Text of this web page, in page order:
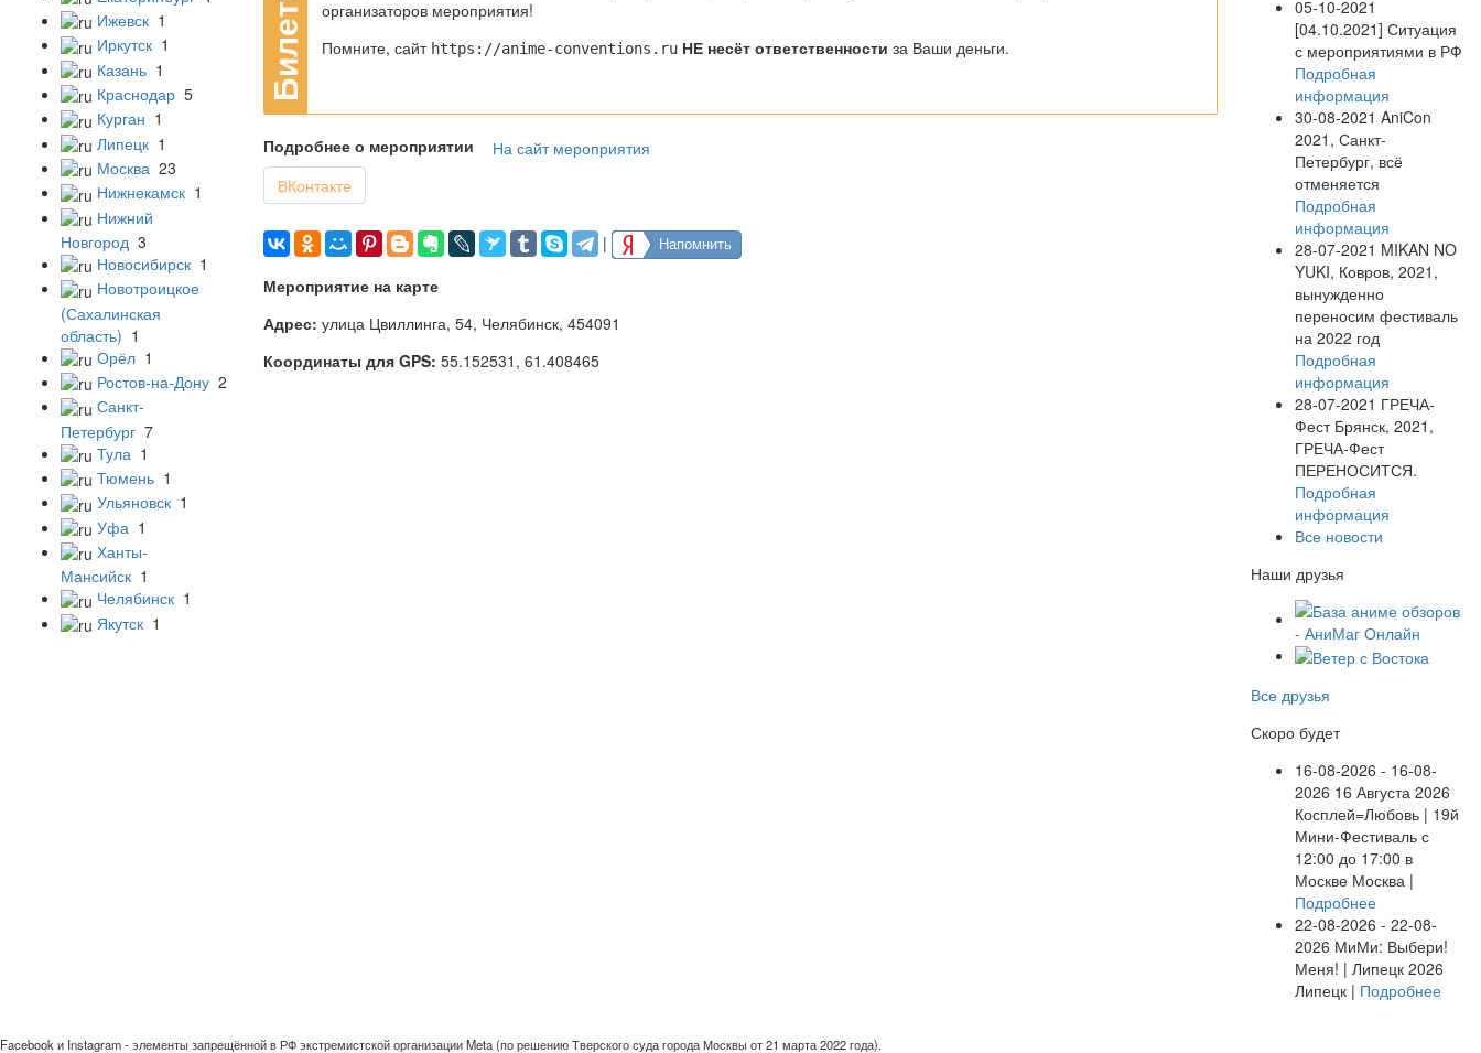
Ижевск 1
Иркутск 1
Казань 1
Краснодар 5
Курган 1
Липецк 1
Москва 23
Нижнекамск 1
Нижний
Новгород 3
Новосибирск 1
Новотроицкое
(Сахалинская
область) 1
Орёл 1
Ростов-на-Дону 2
Санкт-
Петербург 7
Тула 1
Тюмень 1
Ульяновск 1
Уфа 1
Ханты-
Мансийск 1
Челябинск 1
Якутск 1
организаторов мероприятия!
Помните, сайт https://anime-conventions.ru НЕ несёт ответственности за Ваши деньги.
Подробнее о мероприятии
На сайт мероприятия
ВКонтакте
| Напомнить
Мероприятие на карте
Адрес: улица Цвиллинга, 54, Челябинск, 454091
Координаты для GPS: 55.152531 , 61.408465
05-10-2021
[04.10.2021] Ситуация
с мероприятиями в РФ
Подробная
информация
30-08-2021 AniCon
2021, Санкт-
Петербург, всё
отменяется
Подробная
информация
28-07-2021 MIKAN NO
YUKI, Ковров, 2021,
вынужденно
переносим фестиваль
на 2022 год
Подробная
информация
28-07-2021 ГРЕЧА-
Фест Брянск, 2021,
ГРЕЧА-Фест
ПЕРЕНОСИТСЯ.
Подробная
информация
Все новости
Наши друзья
Все друзья
Скоро будет
16-08-2026 - 16-08-
2026 16 Августа 2026
Косплей=Любовь | 19й
Мини-Фестиваль с
12:00 до 17:00 в
Москве Москва |
Подробнее
22-08-2026 - 22-08-
2026 МиМи: Выбери!
Меня! | Липецк 2026
Липецк | Подробнее
Facebook и Instagram - элементы запрещённой в РФ экстремистской организации Meta (по решению Тверского суда города Москвы от 21 марта 2022 года).